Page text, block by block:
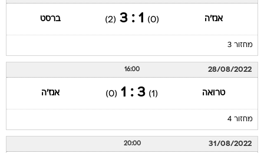
אנז'ה (0)
1 : 3
(2) ברסט
מחזור 3
28/08/2022
16:00
טרואה (1)
3 : 1
(0) אנז'ה
מחזור 4
31/08/2022
20:00